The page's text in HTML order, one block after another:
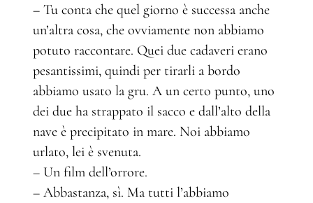
– Tu conta che quel giorno è successa anche
un’altra cosa, che ovviamente non abbiamo
potuto raccontare. Quei due cadaveri erano
pesantissimi, quindi per tirarli a bordo
abbiamo usato la gru. A un certo punto, uno
dei due ha strappato il sacco e dall’alto della
nave è precipitato in mare. Noi abbiamo
urlato, lei è svenuta.
– Un film dell’orrore.
– Abbastanza, sì. Ma tutti l’abbiamo